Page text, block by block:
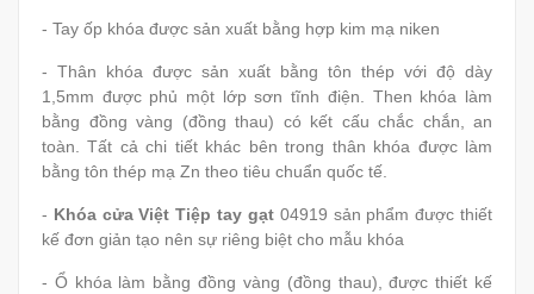
- Tay ốp khóa được sản xuất bằng hợp kim mạ niken
- Thân khóa được sản xuất bằng tôn thép với độ dày
1,5mm được phủ một lớp sơn tĩnh điện. Then khóa làm
bằng đồng vàng (đồng thau) có kết cấu chắc chắn, an
toàn. Tất cả chi tiết khác bên trong thân khóa được làm
bằng tôn thép mạ Zn theo tiêu chuẩn quốc tế.
- Khóa cửa Việt Tiệp tay gạt04919 sản phẩm được thiết
kế đơn giản tạo nên sự riêng biệt cho mẫu khóa
- Ổ khóa làm bằng đồng vàng (đồng thau), được thiết kế